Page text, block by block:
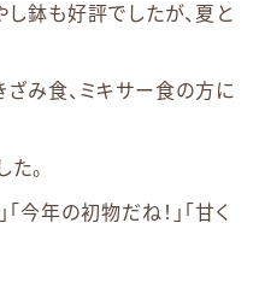
鉢も好評でしたが、夏と
み食、ミキサー食の方に
た。
今年の初物だね！」「甘く